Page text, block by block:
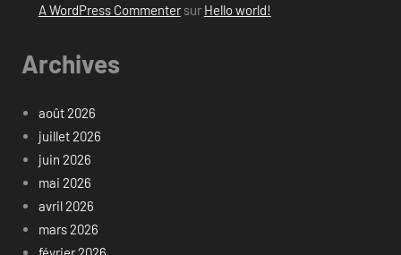
A WordPress Commentersur Hello world!
Archives
août 2026
juillet 2026
juin 2026
mai 2026
avril 2026
mars 2026